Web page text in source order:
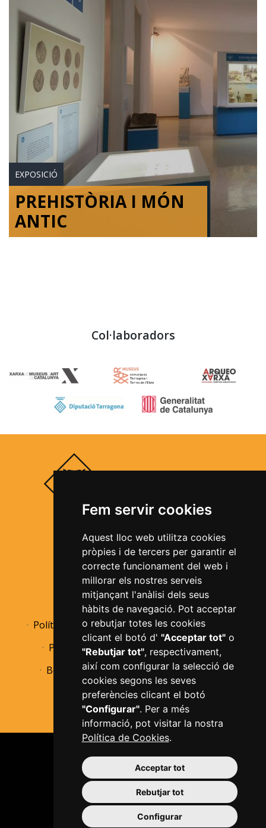
Fem servir cookies
Aquest lloc web utilitza cookies
pròpies i de tercers per garantir el
correcte funcionament del web i
millorar els nostres serveis
mitjançant l'anàlisi dels seus
hàbits de navegació. Pot acceptar
o rebutjar totes les cookies
clicant el botó d' "Acceptar tot"o
"Rebutjar tot", respectivament,
així com configurar la selecció de
cookies segons les seves
preferències clicant el botó
"Configurar". Per a més
informació, pot visitar la nostra
Política de Cookies.
Acceptar tot
Rebutjar tot
Configurar
EXPOSICIÓ
PREHISTÒRIA I MÓN
ANTIC
Col·laboradors
Segueix-nos a les xarxes socials
Avís legal
Política de privacitat
Política de cookies
Informació bàsica RGPD
Política de devolucions
Accessibilitat
Borsa de treball
Perfil de contractant
Configurar cookies
Plaça del Mercadal · 43201 Reus
977 010 010